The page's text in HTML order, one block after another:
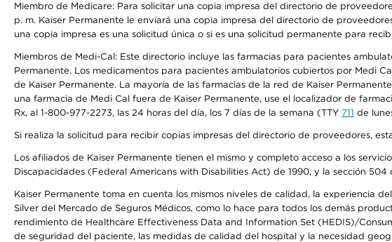
Miembro de Medicare: Para solicitar una copia impresa del directorio de
p. m. Kaiser Permanente le enviará una copia impresa del directorio de
una copia impresa es una solicitud única o si es una solicitud permanente para
Miembros de Medi-Cal: Este directorio incluye las farmacias para pacientes
Permanente. Los medicamentos para pacientes ambulatorios cubiertos por Medi
de Kaiser Permanente. La mayoría de las farmacias de la red de Kaiser
una farmacia de Medi Cal fuera de Kaiser Permanente, use el localizador de
Rx, al 1-800-977-2273, las 24 horas del día, los 7 días de la semana (TTY 711 de
Si realiza la solicitud para recibir copias impresas del directorio de proveedores,
Los afiliados de Kaiser Permanente tienen el mismo y completo acceso a los
Discapacidades (Federal Americans with Disabilities Act) de 1990, y la sección
Kaiser Permanente toma en cuenta los mismos niveles de calidad, la experiencia
Silver del Mercado de Seguros Médicos, como lo hace para todos los demás
rendimiento de Healthcare Effectiveness Data and Information Set (HEDIS)/
de seguridad del paciente, las medidas de calidad del hospital y la necesidad